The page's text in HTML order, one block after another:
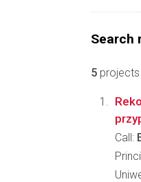
Search
5
Call: